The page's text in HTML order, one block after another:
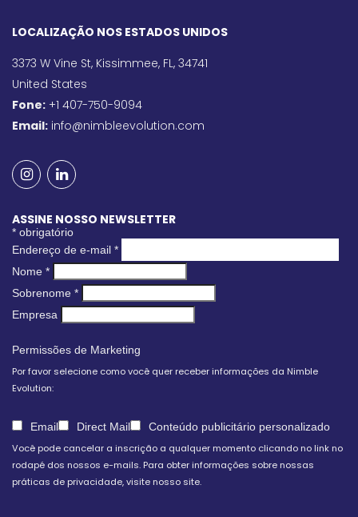
LOCALIZAÇÃO NOS ESTADOS UNIDOS
3373 W Vine St, Kissimmee, FL, 34741
United States
Fone: +1 407-750-9094
Email: info@nimbleevolution.com
ASSINE NOSSO NEWSLETTER
* obrigatório
Endereço de e-mail *
Nome *
Sobrenome *
Empresa
Permissões de Marketing
Por favor selecione como você quer receber informações da Nimble
Evolution:
Email Direct Mail
Conteúdo publicitário personalizado
Você pode cancelar a inscrição a qualquer momento clicando no link no
rodapé dos nossos e-mails. Para obter informações sobre nossas
práticas de privacidade, visite nosso site.